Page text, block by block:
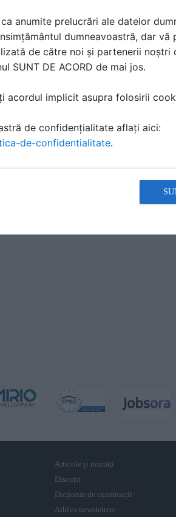
Profil HV 60
Articole și noutăţi
Discuții
Dicționar de construcții
Arhiva newslettere
anumite prelucrări ale datelor
dumneavoastră, dar vă
de către noi și partenerii noștri
SUNT DE ACORD de mai jos.
acordul implicit asupra folosirii
de confidențialitate aflați aici:
de-confidentialitate.